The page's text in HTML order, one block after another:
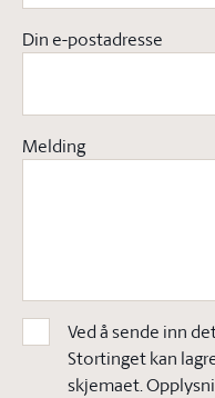
Din e-postadresse
Melding
Ved å sende inn
Stortinget kan
skjemaet.